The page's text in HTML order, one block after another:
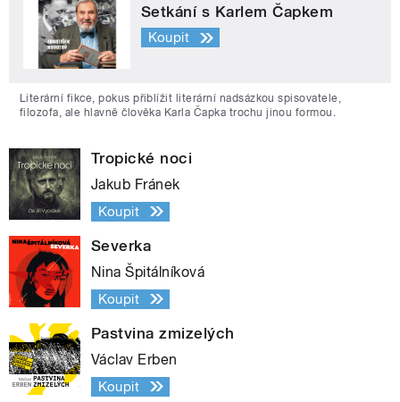
Setkání s Karlem Čapkem
Koupit
Literární fikce, pokus přiblížit literární nadsázkou spisovatele,
filozofa, ale hlavně člověka Karla Čapka trochu jinou formou.
Tropické noci
Jakub Fránek
Koupit
Severka
Nina Špitálníková
Koupit
Pastvina zmizelých
Václav Erben
Koupit